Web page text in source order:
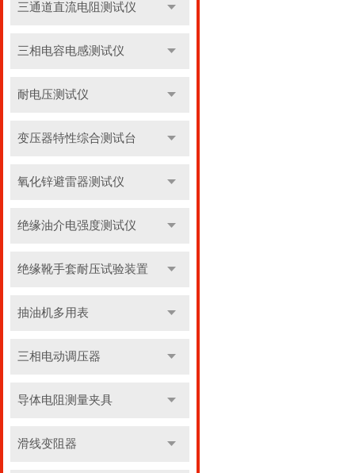
三通道直流电阻测试仪
三相电容电感测试仪
耐电压测试仪
变压器特性综合测试台
氧化锌避雷器测试仪
绝缘油介电强度测试仪
绝缘靴手套耐压试验装置
抽油机多用表
三相电动调压器
导体电阻测量夹具
滑线变阻器